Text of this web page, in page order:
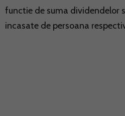
functie de suma dividendelor
incasate de persoana